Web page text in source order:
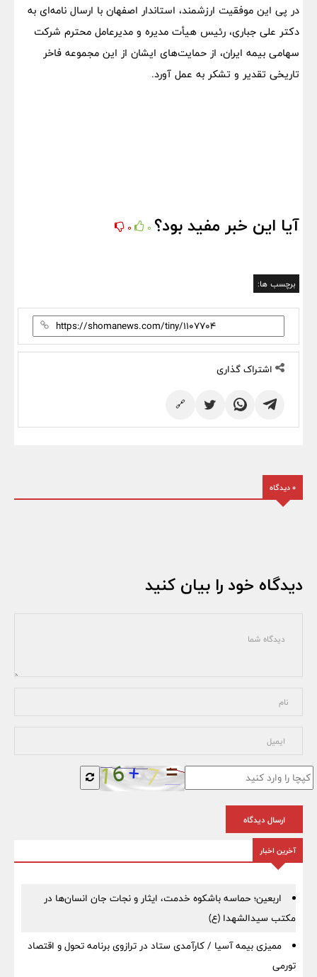
در پی این موفقیت ارزشمند، استاندار اصفهان با ارسال نامه‌ای به
دکتر علی جباری، رئیس هیأت مدیره و مدیرعامل محترم شرکت
سهامی بیمه ایران، از حمایت‌های ایشان از این مجموعه فاخر
تاریخی تقدیر و تشکر به عمل آورد.
آیا این خبر مفید بود؟ 0
0
برچسب ها:
اشتراک گذاری
🔗
0 دیدگاه
دیدگاه خود را بیان کنید
ارسال دیدگاه
آخرین اخبار
اربعین؛ حماسه باشکوه خدمت، ایثار و نجات جان انسان‌ها در
مکتب سیدالشهدا (ع)
ممیزی بیمه آسیا / کارآمدی ستاد در ترازوی برنامه تحول و اقتصاد
تورمی